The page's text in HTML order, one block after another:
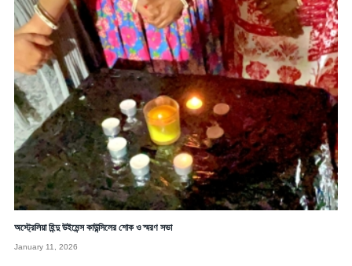
অস্ট্রেলিয়া হিন্দু উইমেন্স কাউন্সিলের শোক ও স্মরণ সভা
January 11, 2026